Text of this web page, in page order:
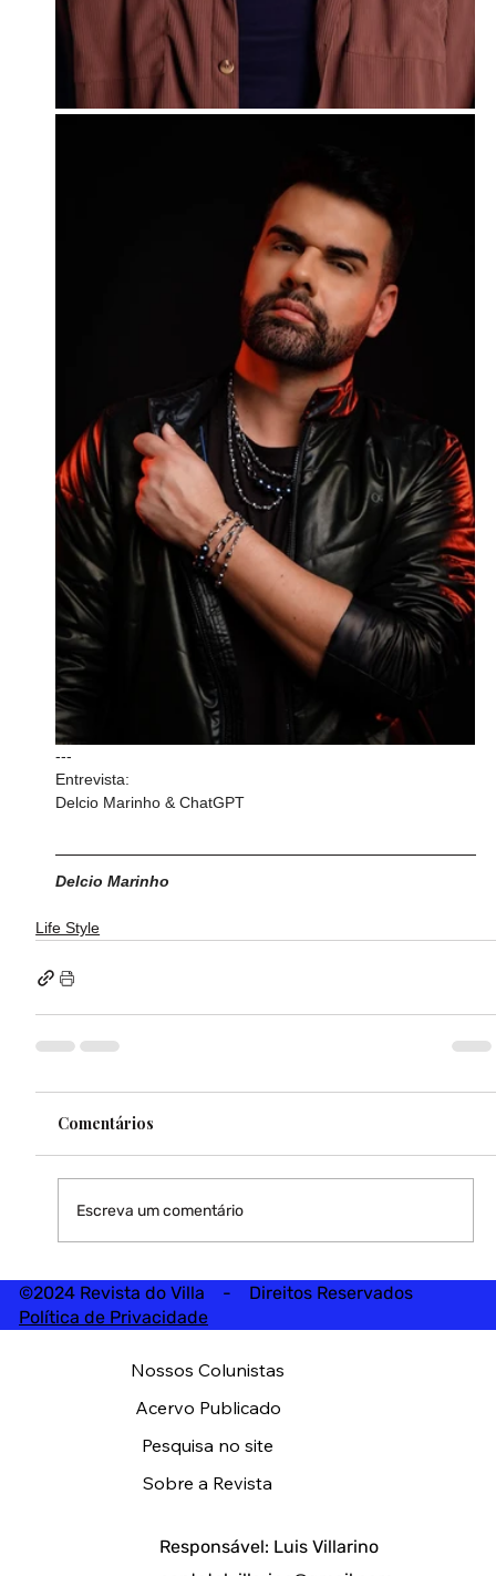
---
Entrevista:
Delcio Marinho & ChatGPT
Delcio Marinho
Life Style
Comentários
Escreva um comentário
©2024 Revista do Villa - Direitos Reservados
Política de Privacidade
Responsável: Luis Villarino
Nossos Colunistas
Acervo Publicado
Pesquisa no site
Sobre a Revista